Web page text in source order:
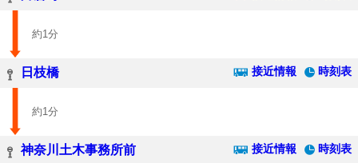
約1分
日枝橋 接近情報 時刻表
約1分
神奈川土木事務所前 接近情報 時刻表